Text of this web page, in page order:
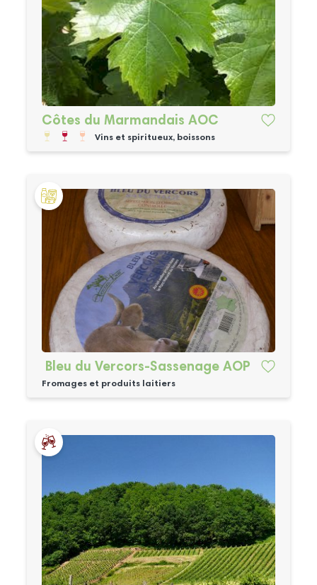
Côtes du Marmandais AOC
Vins et spiritueux, boissons
Bleu du Vercors-Sassenage AOP
Fromages et produits laitiers